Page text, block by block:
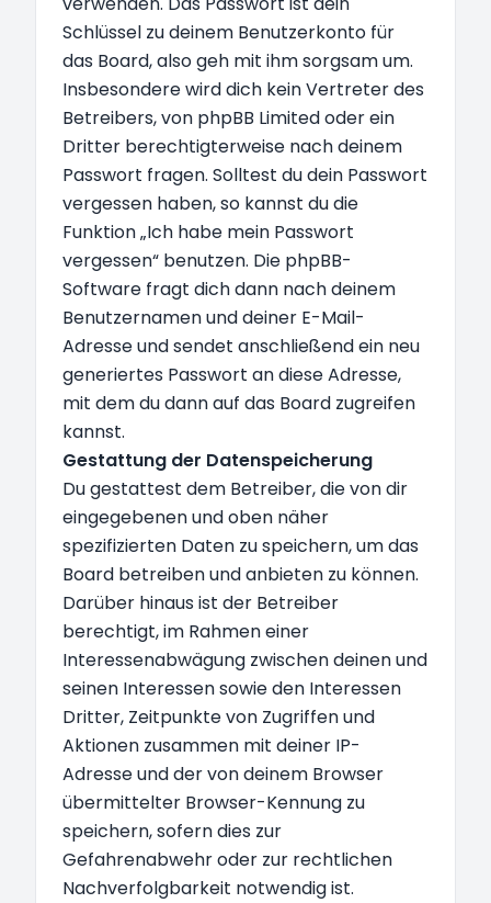
Schlüssel zu deinem Benutzerkonto für
das Board, also geh mit ihm sorgsam um.
Insbesondere wird dich kein Vertreter des
Betreibers, von phpBB Limited oder ein
Dritter berechtigterweise nach deinem
Passwort fragen. Solltest du dein Passwort
vergessen haben, so kannst du die
Funktion „Ich habe mein Passwort
vergessen“ benutzen. Die phpBB-
Software fragt dich dann nach deinem
Benutzernamen und deiner E-Mail-
Adresse und sendet anschließend ein neu
generiertes Passwort an diese Adresse,
mit dem du dann auf das Board zugreifen
kannst.
Gestattung der Datenspeicherung
Du gestattest dem Betreiber, die von dir
eingegebenen und oben näher
spezifizierten Daten zu speichern, um das
Board betreiben und anbieten zu können.
Darüber hinaus ist der Betreiber
berechtigt, im Rahmen einer
Interessenabwägung zwischen deinen und
seinen Interessen sowie den Interessen
Dritter, Zeitpunkte von Zugriffen und
Aktionen zusammen mit deiner IP-
Adresse und der von deinem Browser
übermittelter Browser-Kennung zu
speichern, sofern dies zur
Gefahrenabwehr oder zur rechtlichen
Nachverfolgbarkeit notwendig ist.